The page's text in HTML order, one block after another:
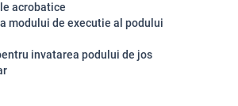
acrobatice
modului de executie al podului
invatarea podului de jos